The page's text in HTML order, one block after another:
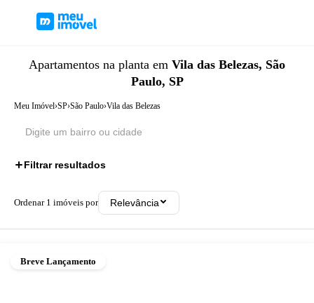
Apartamentos na planta em Vila das Belezas, São
Paulo, SP
Meu Imóvel›SP›São Paulo›Vila das Belezas
Filtrar resultados
Ordenar 1 imóveis por Relevância
Breve Lançamento